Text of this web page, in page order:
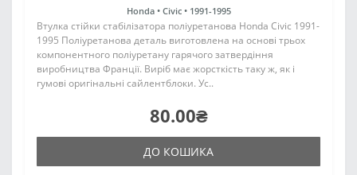
Honda • Civic • 1991-1995
Втулка стійки стабілізатора поліуретанова Honda Civic 1991-
1995 Поліуретанова деталь виготовлена на основі трьох
компонентного поліуретану гарячого затвердіння
виробництва Франції. Виріб має жорсткість таку ж, як і
гумові оригінальні сайлентблоки. Ус..
80.00₴
ДО КОШИКА